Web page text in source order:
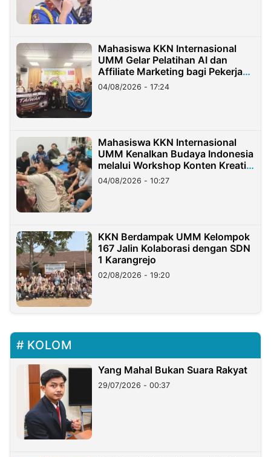
Mahasiswa KKN Internasional
UMM Gelar Pelatihan AI dan
Affiliate Marketing bagi Pekerja
Migran Indonesia di Taiwan
04/08/2026 - 17:24
Mahasiswa KKN Internasional
UMM Kenalkan Budaya Indonesia
melalui Workshop Konten Kreatif
di Taiwan
04/08/2026 - 10:27
KKN Berdampak UMM Kelompok
167 Jalin Kolaborasi dengan SDN
1 Karangrejo
02/08/2026 - 19:20
KOLOM
Yang Mahal Bukan Suara Rakyat
29/07/2026 - 00:37